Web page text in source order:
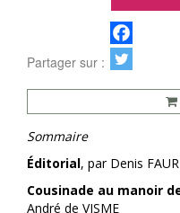
Partager sur :
Sommaire
Éditorial, par Denis
Cousinade au manoir
André de VISME